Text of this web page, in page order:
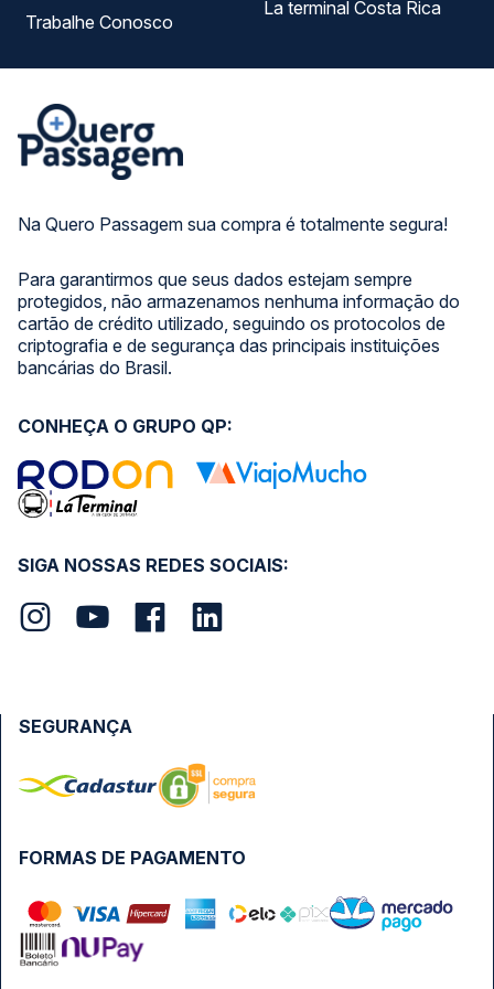
Na Quero Passagem sua compra é totalmente segura!
Para garantirmos que seus dados estejam sempre
protegidos, não armazenamos nenhuma informação do
cartão de crédito utilizado, seguindo os protocolos de
criptografia e de segurança das principais instituições
bancárias do Brasil.
Trabalhe Conosco
La terminal Costa Rica
SIGA NOSSAS REDES SOCIAIS:
CONHEÇA O GRUPO QP:
FORMAS DE PAGAMENTO
SEGURANÇA